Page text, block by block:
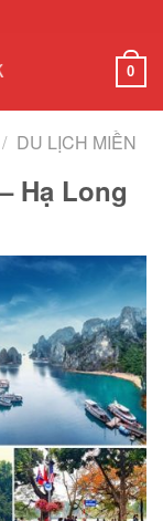
0
/ DU LỊCH MIỀN
Hạ Long